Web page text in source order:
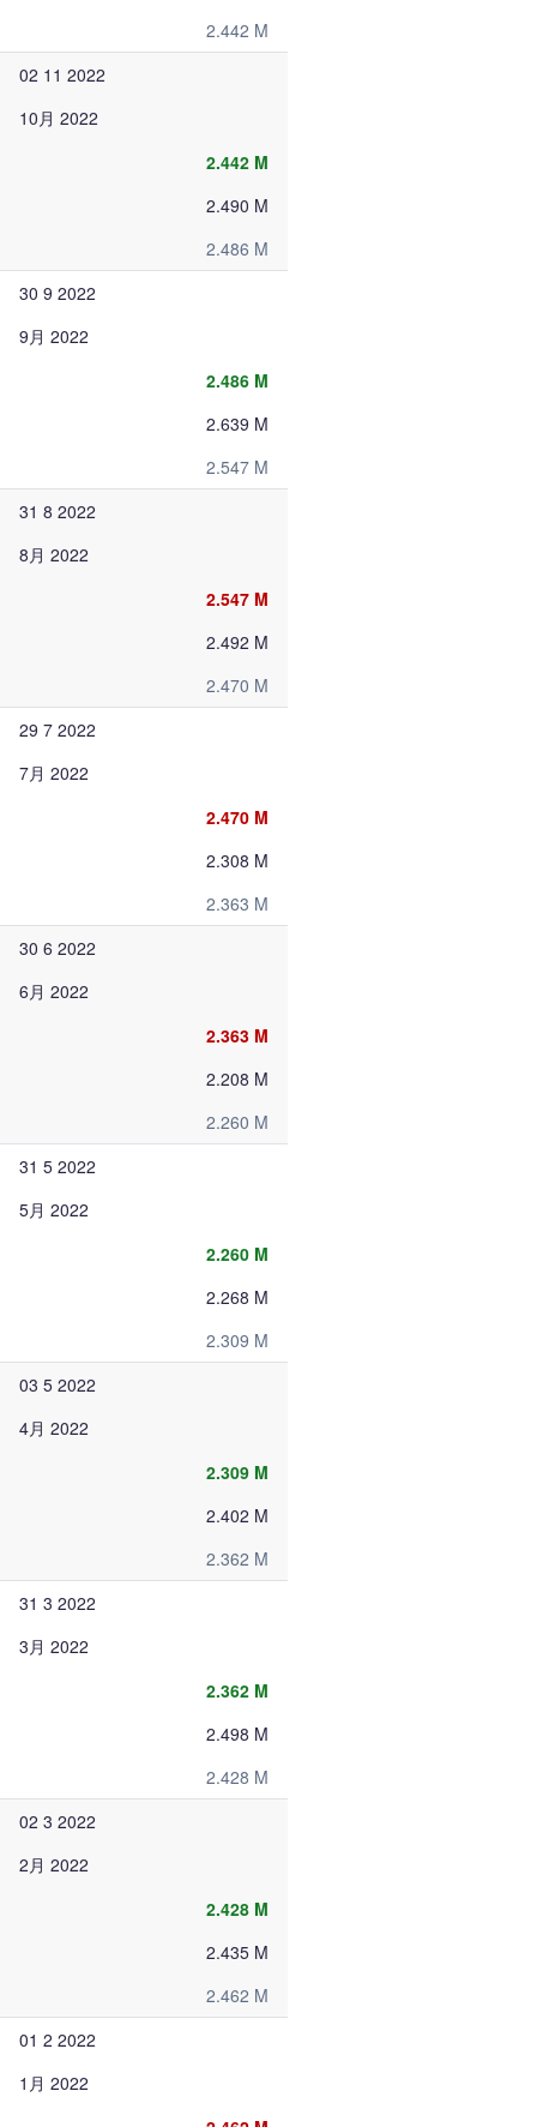
2.442 M
02 11 2022
10月 2022
2.442 M
2.490 M
2.486 M
30 9 2022
9月 2022
2.486 M
2.639 M
2.547 M
31 8 2022
8月 2022
2.547 M
2.492 M
2.470 M
29 7 2022
7月 2022
2.470 M
2.308 M
2.363 M
30 6 2022
6月 2022
2.363 M
2.208 M
2.260 M
31 5 2022
5月 2022
2.260 M
2.268 M
2.309 M
03 5 2022
4月 2022
2.309 M
2.402 M
2.362 M
31 3 2022
3月 2022
2.362 M
2.498 M
2.428 M
02 3 2022
2月 2022
2.428 M
2.435 M
2.462 M
01 2 2022
1月 2022